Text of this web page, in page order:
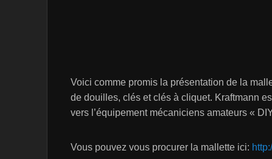
Voici comme promis la présentation de la
de douilles, clés et clés à cliquet. Kraftmann
vers l’équipement mécaniciens amateurs «
Vous pouvez vous procurer la mallette ici: